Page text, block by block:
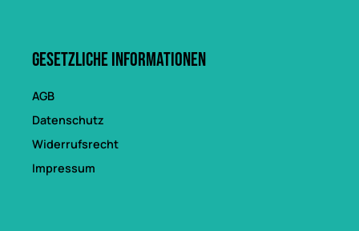
Gesetzliche Informationen
AGB
Datenschutz
Widerrufsrecht
Impressum